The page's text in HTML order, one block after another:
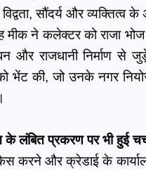
सौंदर्य और
मीक ने कलेक्टर को राजा
और राजधानी निर्माण से
को भेंट की, जो उनके नगर
लंबित प्रकरण पर भी हुई
करने और क्रेडाई के